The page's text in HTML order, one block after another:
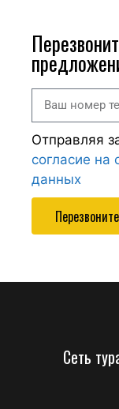
Отправляя
согласие на
данных
Сеть